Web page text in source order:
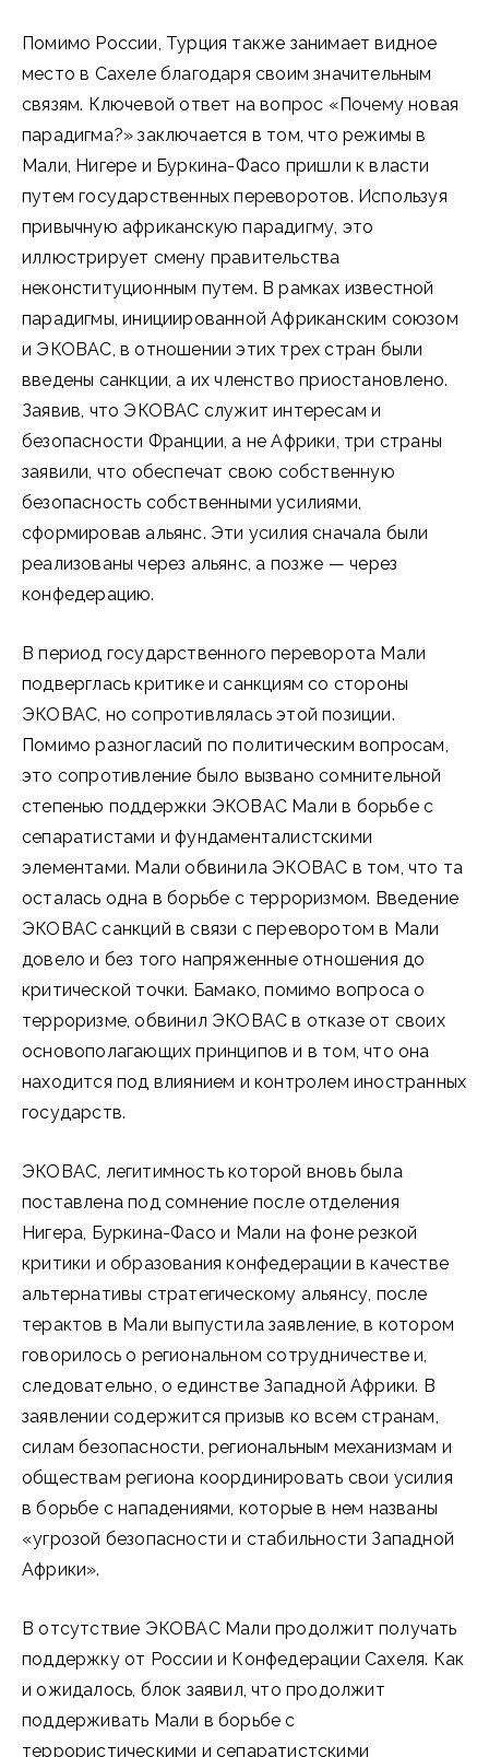
Помимо России, Турция также занимает видное
место в Сахеле благодаря своим значительным
связям. Ключевой ответ на вопрос «Почему новая
парадигма?» заключается в том, что режимы в
Мали, Нигере и Буркина-Фасо пришли к власти
путем государственных переворотов. Используя
привычную африканскую парадигму, это
иллюстрирует смену правительства
неконституционным путем. В рамках известной
парадигмы, инициированной Африканским союзом
и ЭКОВАС, в отношении этих трех стран были
введены санкции, а их членство приостановлено.
Заявив, что ЭКОВАС служит интересам и
безопасности Франции, а не Африки, три страны
заявили, что обеспечат свою собственную
безопасность собственными усилиями,
сформировав альянс. Эти усилия сначала были
реализованы через альянс, а позже — через
конфедерацию.
В период государственного переворота Мали
подверглась критике и санкциям со стороны
ЭКОВАС, но сопротивлялась этой позиции.
Помимо разногласий по политическим вопросам,
это сопротивление было вызвано сомнительной
степенью поддержки ЭКОВАС Мали в борьбе с
сепаратистами и фундаменталистскими
элементами. Мали обвинила ЭКОВАС в том, что та
осталась одна в борьбе с терроризмом. Введение
ЭКОВАС санкций в связи с переворотом в Мали
довело и без того напряженные отношения до
критической точки. Бамако, помимо вопроса о
терроризме, обвинил ЭКОВАС в отказе от своих
основополагающих принципов и в том, что она
находится под влиянием и контролем иностранных
государств.
ЭКОВАС, легитимность которой вновь была
поставлена ​​под сомнение после отделения
Нигера, Буркина-Фасо и Мали на фоне резкой
критики и образования конфедерации в качестве
альтернативы стратегическому альянсу, после
терактов в Мали выпустила заявление, в котором
говорилось о региональном сотрудничестве и,
следовательно, о единстве Западной Африки. В
заявлении содержится призыв ко всем странам,
силам безопасности, региональным механизмам и
обществам региона координировать свои усилия
в борьбе с нападениями, которые в нем названы
«угрозой безопасности и стабильности Западной
Африки».
В отсутствие ЭКОВАС Мали продолжит получать
поддержку от России и Конфедерации Сахеля. Как
и ожидалось, блок заявил, что продолжит
поддерживать Мали в борьбе с
террористическими и сепаратистскими